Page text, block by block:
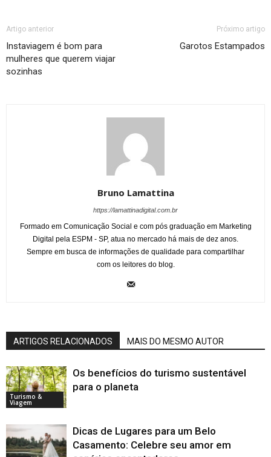
Artigo anterior
Instaviagem é bom para
mulheres que querem viajar
sozinhas
Próximo artigo
Garotos Estampados
Bruno Lamattina
https://lamattinadigital.com.br
Formado em Comunicação Social e com pós graduação em Marketing
Digital pela ESPM - SP, atua no mercado há mais de dez anos.
Sempre em busca de informações de qualidade para compartilhar
com os leitores do blog.
ARTIGOS RELACIONADOS MAIS DO MESMO AUTOR
Turismo &
Viagem
Os benefícios do turismo sustentável
para o planeta
Dicas de Lugares para um Belo
Casamento: Celebre seu amor em